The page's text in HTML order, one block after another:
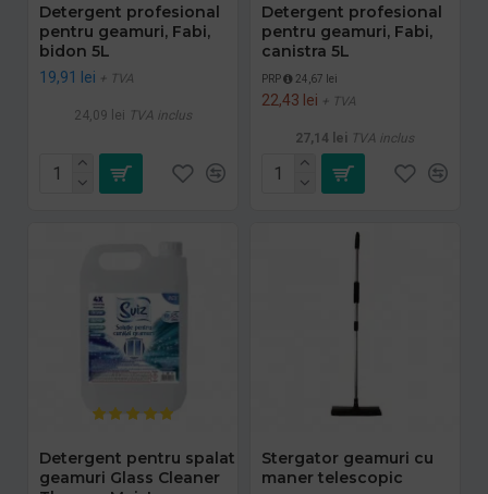
Detergent profesional
pentru geamuri, Fabi,
bidon 5L
19,91 lei + TVA
24,09 lei TVA inclus
Detergent profesional
pentru geamuri, Fabi,
canistra 5L
PRP 24,67 lei
22,43 lei + TVA
27,14 lei TVA inclus
Detergent pentru spalat
geamuri Glass Cleaner
Stergator geamuri cu
maner telescopic